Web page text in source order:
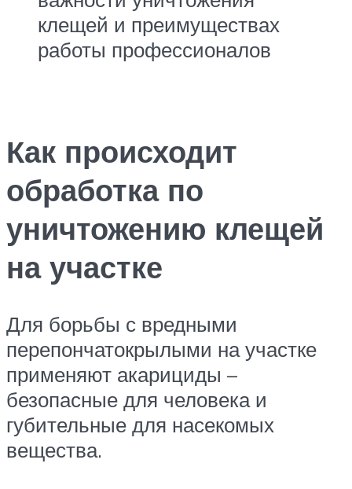
клещей и преимуществах
работы профессионалов
Как происходит
обработка по
уничтожению клещей
на участке
Для борьбы с вредными
перепончатокрылыми на участке
применяют акарициды –
безопасные для человека и
губительные для насекомых
вещества.